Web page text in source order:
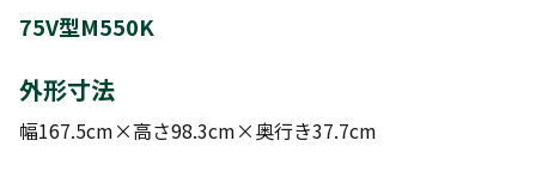
75V型M550K
外形寸法
幅167.5cm×高さ98.3cm×奥行き37.7cm